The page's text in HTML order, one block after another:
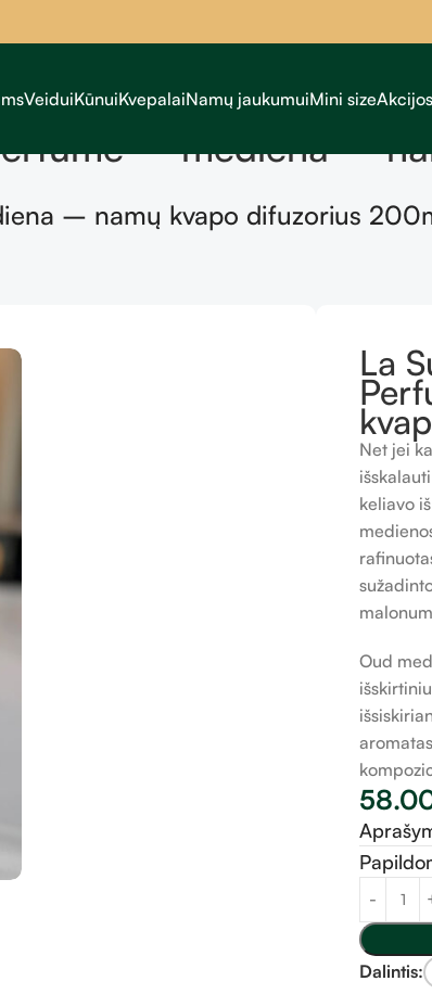
VeiduiKūnuiKvepalaiNamų jaukumuiMini sizeAkcijos
– mediena –
– namų kvapo difuzorius
La
Net jei
keliavo
Oud
Dalintis: